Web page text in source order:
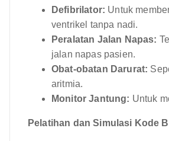
Defibrilator: Untuk
ventrikel tanpa nadi.
Peralatan Jalan Napas:
jalan napas pasien.
Obat-obatan Darurat:
aritmia.
Monitor Jantung: Untuk
Pelatihan dan Simulasi Kode